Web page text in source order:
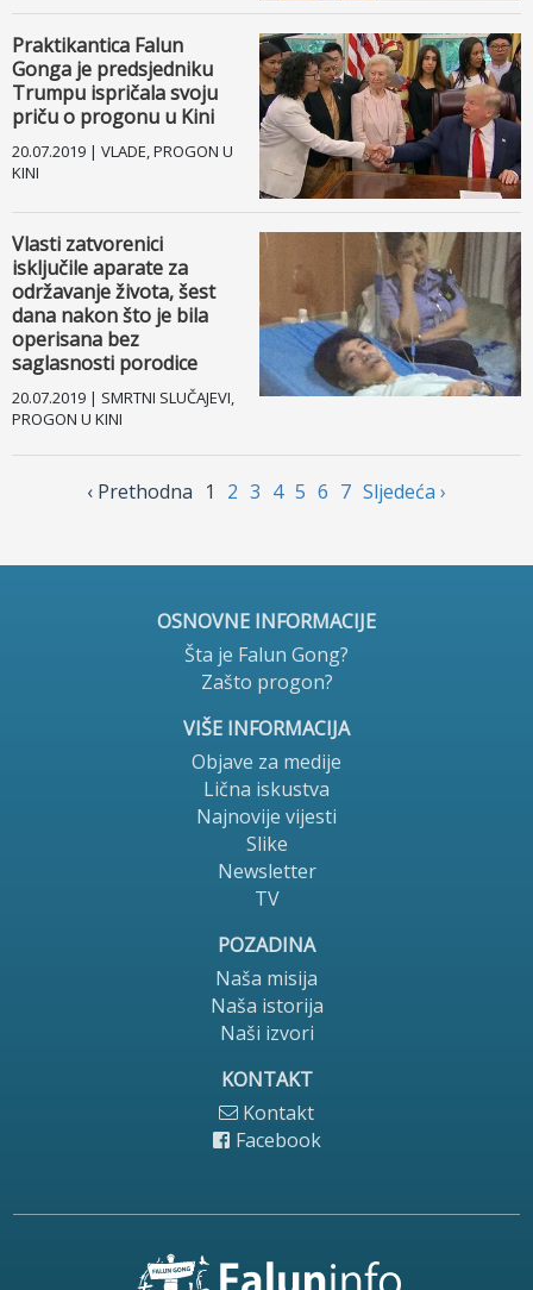
Praktikantica Falun
Gonga je predsjedniku
Trumpu ispričala svoju
priču o progonu u Kini
20.07.2019 | VLADE, PROGON U
KINI
Vlasti zatvorenici
isključile aparate za
održavanje života, šest
dana nakon što je bila
operisana bez
saglasnosti porodice
20.07.2019 | SMRTNI SLUČAJEVI,
PROGON U KINI
‹ Prethodnа 1 2 3 4 5 6 7 Sljedećа ›
OSNOVNE INFORMACIJE
Šta je Falun Gong?
Zašto progon?
VIŠE INFORMACIJA
Objave za medije
Lična iskustva
Najnovije vijesti
Slike
Newsletter
TV
POZADINA
Naša misija
Naša istorija
Naši izvori
KONTAKT
Kontakt
Facebook